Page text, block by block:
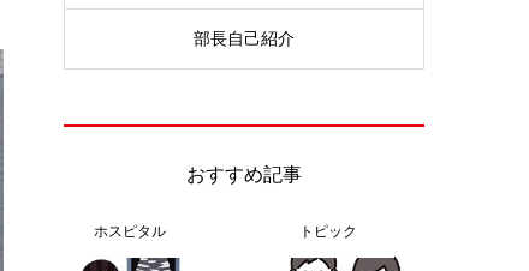
部長自己紹介
おすすめ記事
ホスピタル トピック